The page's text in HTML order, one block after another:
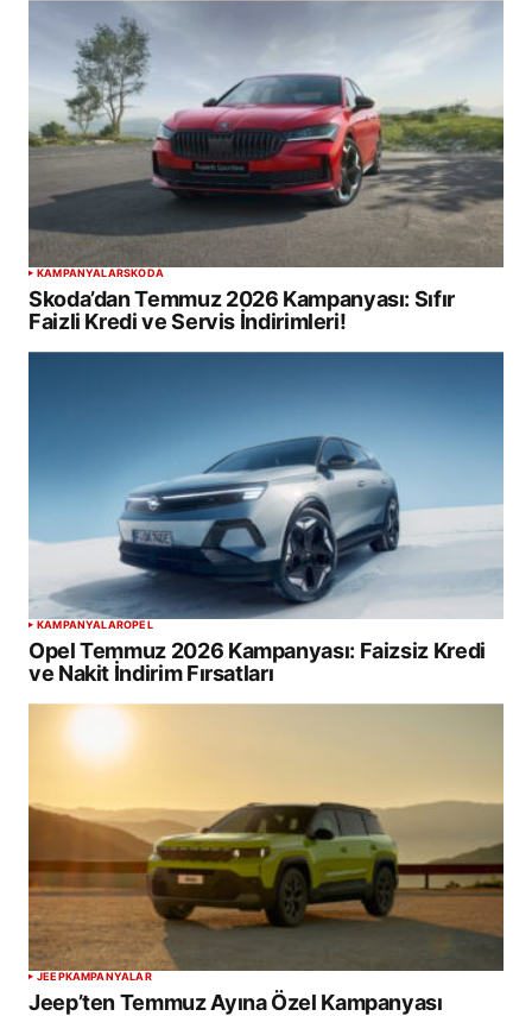
KAMPANYALARSKODA
Skoda’dan Temmuz 2026 Kampanyası: Sıfır
Faizli Kredi ve Servis İndirimleri!
KAMPANYALAROPEL
Opel Temmuz 2026 Kampanyası: Faizsiz Kredi
ve Nakit İndirim Fırsatları
JEEPKAMPANYALAR
Jeep’ten Temmuz Ayına Özel Kampanyası